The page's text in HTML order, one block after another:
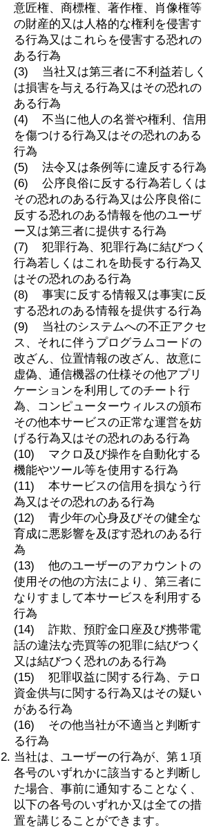
意匠権、商標権、著作権、肖像権等
の財産的又は人格的な権利を侵害す
る行為又はこれらを侵害する恐れの
ある行為
(3) 当社又は第三者に不利益若しく
は損害を与える行為又はその恐れの
ある行為
(4) 不当に他人の名誉や権利、信用
を傷つける行為又はその恐れのある
行為
(5) 法令又は条例等に違反する行為
(6) 公序良俗に反する行為若しくは
その恐れのある行為又は公序良俗に
反する恐れのある情報を他のユーザ
ー又は第三者に提供する行為
(7) 犯罪行為、犯罪行為に結びつく
行為若しくはこれを助長する行為又
はその恐れのある行為
(8) 事実に反する情報又は事実に反
する恐れのある情報を提供する行為
(9) 当社のシステムへの不正アクセ
ス、それに伴うプログラムコードの
改ざん、位置情報の改ざん、故意に
虚偽、通信機器の仕様その他アプリ
ケーションを利用してのチート行
為、コンピューターウィルスの頒布
その他本サービスの正常な運営を妨
げる行為又はその恐れのある行為
(10) マクロ及び操作を自動化する
機能やツール等を使用する行為
(11) 本サービスの信用を損なう行
為又はその恐れのある行為
(12) 青少年の心身及びその健全な
育成に悪影響を及ぼす恐れのある行
為
(13) 他のユーザーのアカウントの
使用その他の方法により、第三者に
なりすまして本サービスを利用する
行為
(14) 詐欺、預貯金口座及び携帯電
話の違法な売買等の犯罪に結びつく
又は結びつく恐れのある行為
(15) 犯罪収益に関する行為、テロ
資金供与に関する行為又はその疑い
がある行為
(16) その他当社が不適当と判断す
る行為
当社は、ユーザーの行為が、第１項
各号のいずれかに該当すると判断し
た場合、事前に通知することなく、
以下の各号のいずれか又は全ての措
置を講じることができます。